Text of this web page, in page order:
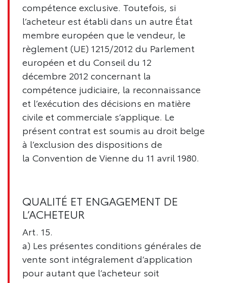
compétence exclusive. Toutefois, si
l’acheteur est établi dans un autre État
membre européen que le vendeur, le
règlement (UE) 1215/2012 du Parlement
européen et du Conseil du 12
décembre 2012 concernant la
compétence judiciaire, la reconnaissance
et l’exécution des décisions en matière
civile et commerciale s’applique. Le
présent contrat est soumis au droit belge
à l’exclusion des dispositions de
la Convention de Vienne du 11 avril 1980.
QUALITÉ ET ENGAGEMENT DE
L’ACHETEUR
Art. 15.
a) Les présentes conditions générales de
vente sont intégralement d’application
pour autant que l’acheteur soit